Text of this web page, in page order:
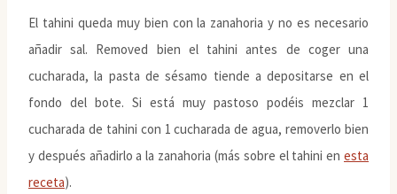
El tahini queda muy bien con la zanahoria y no es necesario
añadir sal. Removed bien el tahini antes de coger una
cucharada, la pasta de sésamo tiende a depositarse en el
fondo del bote. Si está muy pastoso podéis mezclar 1
cucharada de tahini con 1 cucharada de agua, removerlo bien
y después añadirlo a la zanahoria (más sobre el tahini en esta
receta).